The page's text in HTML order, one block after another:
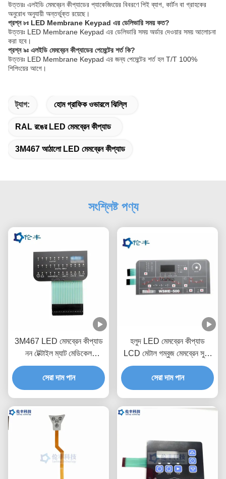
উত্তরঃ এলইডি মেমব্রেন কীপ্যাডের প্যাকেজিংয়ের বিবরণে পিই ব্যাগ, কার্টন বা গ্রাহকের
অনুরোধ অনুযায়ী অন্তর্ভুক্ত রয়েছে।
প্রশ্ন ৮ঃ LED Membrane Keypad এর ডেলিভারি সময় কত?
উত্তরঃ LED Membrane Keypad এর ডেলিভারি সময় অর্ডার দেওয়ার সময় আলোচনা
করা হবে।
প্রশ্ন ৯ঃ এলইডি মেমব্রেন কীপ্যাডের পেমেন্টের শর্ত কি?
উত্তরঃ LED Membrane Keypad এর জন্য পেমেন্টের শর্ত হল T/T 100%
শিপিংয়ের আগে।
ট্যাগ: হোম গ্রাফিক ওভারলে ঝিল্লি
RAL রঙের LED মেমব্রেন কীপ্যাড
3M467 আঠালো LED মেমব্রেন কীপ্যাড
সংশ্লিষ্ট পণ্য
3M467 LED মেমব্রেন কীপ্যাড
নন টেক্টাইল ম্যাট মেডিকেল
ইকুইপমেন্ট
সেরা দাম পান
হলুদ LED মেমব্রেন কীপ্যাড
LCD মেটাল গম্বুজ মেমব্রেন সুইচ
কীবোর্ড
সেরা দাম পান